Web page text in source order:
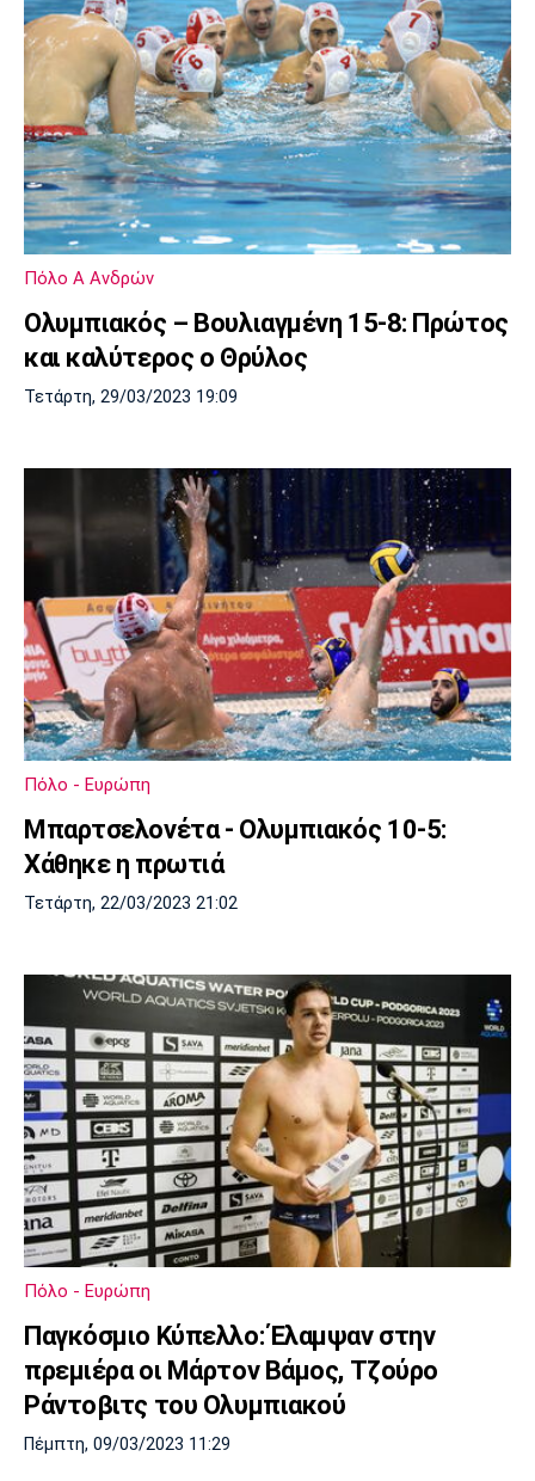
Πόλο Α Ανδρών
Ολυμπιακός – Βουλιαγμένη 15-8: Πρώτος
και καλύτερος ο Θρύλος
Τετάρτη, 29/03/2023 19:09
Πόλο - Ευρώπη
Μπαρτσελονέτα - Ολυμπιακός 10-5:
Χάθηκε η πρωτιά
Τετάρτη, 22/03/2023 21:02
Πόλο - Ευρώπη
Παγκόσμιο Κύπελλο: Έλαμψαν στην
πρεμιέρα οι Μάρτον Βάμος, Τζούρο
Ράντοβιτς του Ολυμπιακού
Πέμπτη, 09/03/2023 11:29